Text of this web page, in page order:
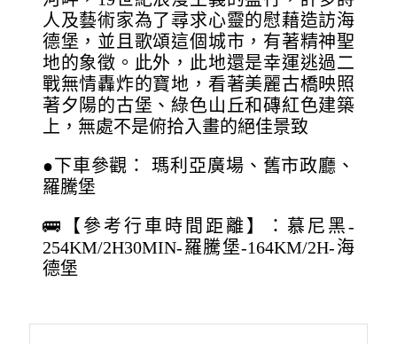
人及藝術家為了尋求心靈的慰藉造訪海
德堡，並且歌頌這個城市，有著精神聖
地的象徵。此外，此地還是幸運逃過二
戰無情轟炸的寶地，看著美麗古橋映照
著夕陽的古堡、綠色山丘和磚紅色建築
上，無處不是俯拾入畫的絕佳景致
●下車參觀： 瑪利亞廣場、舊市政廳、
羅騰堡
🚌【參考行車時間距離】：慕尼黑-
254KM/2H30MIN-羅騰堡-164KM/2H-海
德堡